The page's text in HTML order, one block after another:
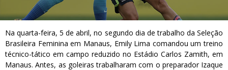
Na quarta-feira, 5 de abril, no segundo dia de trabalho da Seleção
Brasileira Feminina em Manaus, Emily Lima comandou um treino
técnico-tático em campo reduzido no Estádio Carlos Zamith, em
Manaus. Antes, as goleiras trabalharam com o preparador Izaque